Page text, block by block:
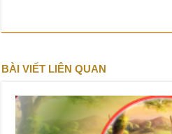
BÀI VIẾT LIÊN QUAN